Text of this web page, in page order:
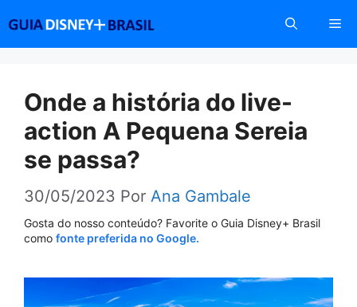
conteúdo
Onde a história do live-
action A Pequena Sereia
se passa?
30/05/2023 Por Ana Gambale
Gosta do nosso conteúdo? Favorite o Guia Disney+ Brasil
como fonte preferida no Google.